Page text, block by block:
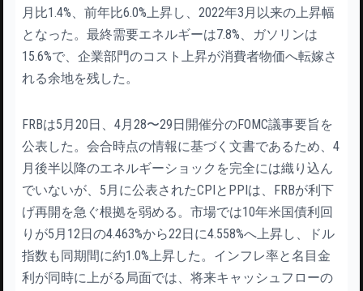
月比1.4%、前年比6.0%上昇し、2022年3月以来の上昇幅
となった。最終需要エネルギーは7.8%、ガソリンは
15.6%で、企業部門のコスト上昇が消費者物価へ転嫁さ
れる余地を残した。
FRBは5月20日、4月28〜29日開催分のFOMC議事要旨を
公表した。会合時点の情報に基づく文書であるため、4
月後半以降のエネルギーショックを完全には織り込ん
でいないが、5月に公表されたCPIとPPIは、FRBが利下
げ再開を急ぐ根拠を弱める。市場では10年米国債利回
りが5月12日の4.463%から22日に4.558%へ上昇し、ドル
指数も同期間に約1.0%上昇した。インフレ率と名目金
利が同時に上がる局面では、将来キャッシュフローの